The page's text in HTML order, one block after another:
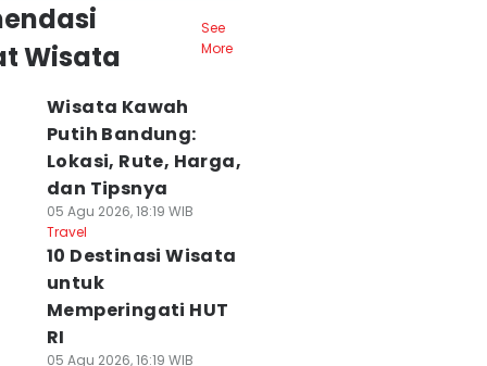
Wisata
See
More
Wisata Kawah
Putih Bandung:
Lokasi, Rute, Harga,
dan Tipsnya
05 Agu 2026, 18:19 WIB
Travel
10 Destinasi Wisata
untuk
Memperingati HUT
RI
05 Agu 2026, 16:19 WIB